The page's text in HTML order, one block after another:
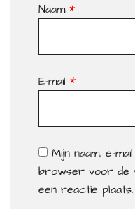
Naam *
E-mail *
Mijn naam, e-
browser voor de
een reactie plaats.